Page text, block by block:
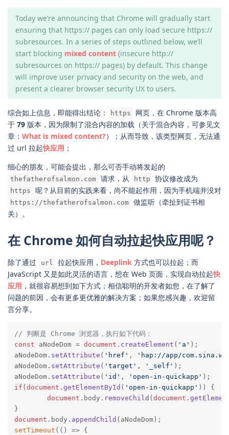
Today we’re announcing that Chrome will gradually start
ensuring that https:// pages can only load secure https://
subresources. In a series of steps outlined below, we’ll
start blocking mixed content (insecure http://
subresources on https:// pages) by default. This change
will improve user privacy and security on the web, and
present a clearer browser security UX to users.
综合如上信息，即能得出结论： https
网页，在 Chrome 版本高
于 79 版本，因为限制了混合内容的加载（关于混合内容，可参见文
章： What is mixed content?）；从而导致，该类型网页，无法通
过 url 拉起快应用 ；
细心的朋友，可能会提出，那么可否手动将发起的
thefatherofsalmon.com 请求，从 http 协议修改成为
https 呢？从目前的实践来看，尚不能起作用，因为手机端并没对
https://thefatherofsalmon.com 做监听（牵扯到证书相
关）。
在 Chrome 如何自动拉起快应用呢？
除了通过 url 拉起快应用， Deeplink 方式也可以拉起；而
JavaScript 又是如此灵活的语言，想在 Web 页面，实现自动拉起快
应用 ，就很容易想到如下方式；相信聪明的开发者如您，在了解了
问题的前因，会有更多更优雅的解决方案；如果您感兴趣，欢迎留
言分享。
// 判断是 Chrome 浏览器，执行如下代码：
const aNodeDom = document . createElement ( 'a' );
aNodeDom. setAttribute ( 'href' ,
'hap://app/
aNodeDom. setAttribute ( 'target' , '_self' );
aNodeDom. setAttribute ( 'id' , 'open-in-quickapp'
if ( document . getElementById ( 'open-in-quickapp' )) {
document . body . removeChild ( document .
document . body . appendChild
setTimeout ( () => {